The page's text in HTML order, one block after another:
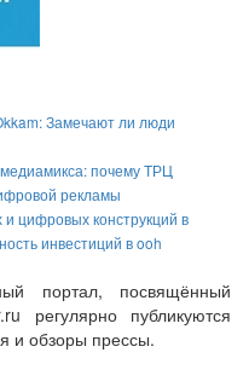
Замечают ли люди
почему ТРЦ
рекламы
и цифровых конструкций в
инвестиций в ooh
портал, посвящённый
регулярно публикуются
и обзоры прессы.